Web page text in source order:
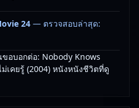
24 — ตรวจสอบล่าสุด:
อบอกต่อ: Nobody Knows
เคยรู้ (2004) หนังหนังชีวิตที่ดู